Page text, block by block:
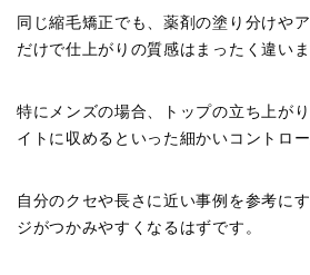
同じ縮毛矯正でも、薬剤の塗り分けや
だけで仕上がりの質感はまったく違いま
特にメンズの場合、トップの立ち上が
イトに収めるといった細かいコントロ
自分のクセや長さに近い事例を参考に
ジがつかみやすくなるはずです。